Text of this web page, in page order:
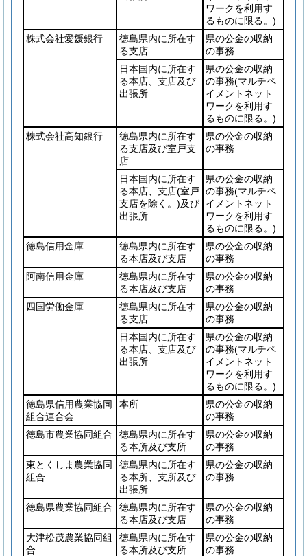
ワークを利用す
るものに限る。)
株式会社愛媛銀行
徳島県内に所在す
る支店
県の公金の収納
の事務
日本国内に所在す
る本店、支店及び
出張所
県の公金の収納
の事務(マルチペ
イメントネット
ワークを利用す
るものに限る。)
株式会社高知銀行
徳島県内に所在す
る支店及び室戸支
店
県の公金の収納
の事務
日本国内に所在す
る本店、支店(室戸
支店を除く。)及び
出張所
県の公金の収納
の事務(マルチペ
イメントネット
ワークを利用す
るものに限る。)
徳島信用金庫
徳島県内に所在す
る本店及び支店
県の公金の収納
の事務
阿南信用金庫
徳島県内に所在す
る本店及び支店
県の公金の収納
の事務
四国労働金庫
徳島県内に所在す
る支店
県の公金の収納
の事務
日本国内に所在す
る本店、支店及び
出張所
県の公金の収納
の事務(マルチペ
イメントネット
ワークを利用す
るものに限る。)
徳島県信用農業協同
組合連合会
本所
県の公金の収納
の事務
徳島市農業協同組合
徳島県内に所在す
る本所及び支所
県の公金の収納
の事務
東とくしま農業協同
組合
徳島県内に所在す
る本所、支所及び
出張所
県の公金の収納
の事務
徳島県農業協同組合
徳島県内に所在す
る本店及び支店
県の公金の収納
の事務
大津松茂農業協同組
合
徳島県内に所在す
る本所及び支所
県の公金の収納
の事務